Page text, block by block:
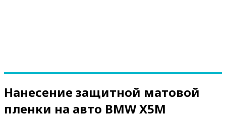
Нанесение защитной матовой
пленки на авто BMW X5M